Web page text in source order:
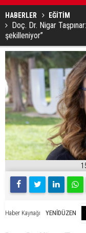
oldu
HABERLER EĞİTİM
Doç. Dr. Nigar
şekilleniyor”
Haber Kaynağı YENİDÜZEN